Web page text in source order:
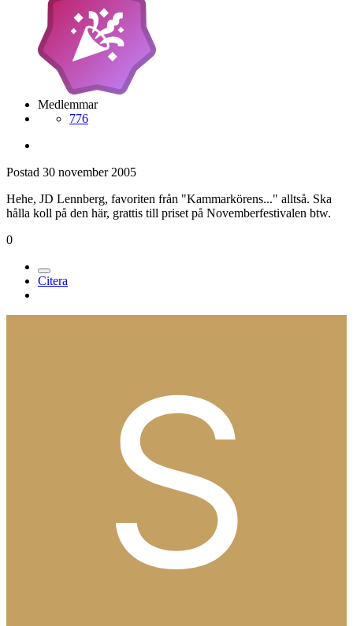
Medlemmar
776
Postad 30 november 2005
Hehe, JD Lennberg, favoriten från "Kammarkörens..." alltså. Ska
hålla koll på den här, grattis till priset på Novemberfestivalen btw.
0
Citera